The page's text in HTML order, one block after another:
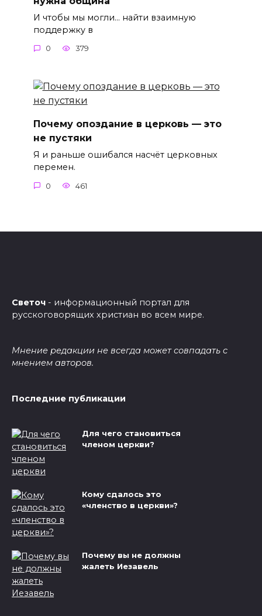
И чтобы мы могли… найти взаимную
поддержку в
0 379
Почему опоздание в церковь — это
не пустяки
Я и раньше ошибался насчёт церковных
перемен.
0 461
Светоч - информационный портал для
русскоговорящих христиан во всем мире.
Мнение редакции не всегда может совпадать с
мнением авторов.
Последние публикации
Для чего становиться
членом церкви?
Кому сдалось это
«членство в церкви»?
Почему вы не должны
жалеть Иезавель